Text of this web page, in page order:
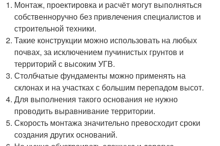
Монтаж, проектировка и расчёт могут выполняться
собственноручно без привлечения специалистов и
строительной техники.
Такие конструкции можно использовать на любых
почвах, за исключением пучинистых грунтов и
территорий с высоким УГВ.
Столбчатые фундаменты можно применять на
склонах и на участках с большим перепадом высот.
Для выполнения такого основания не нужно
проводить выравнивание территории.
Скорость монтажа значительно превосходит сроки
создания других оснований.